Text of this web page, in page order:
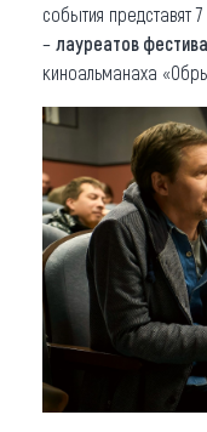
события представят
– лауреатов
киноальманаха